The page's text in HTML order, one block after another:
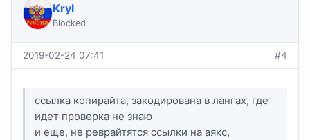
Kryl
Blocked
2019-02-24 07:41 #4
ссылка копирайта, закодирована в лангах, где
идет проверка не знаю
и еще, не реврайтятся ссылки на аякс,